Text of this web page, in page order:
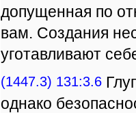
допущенная по
вам. Создания
уготавливают
(1447.3) 131:3.6
однако